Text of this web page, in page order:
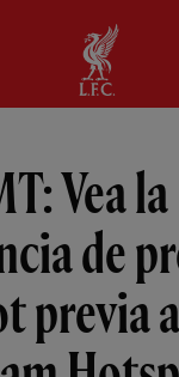
Hogar
Vea la
de
previa